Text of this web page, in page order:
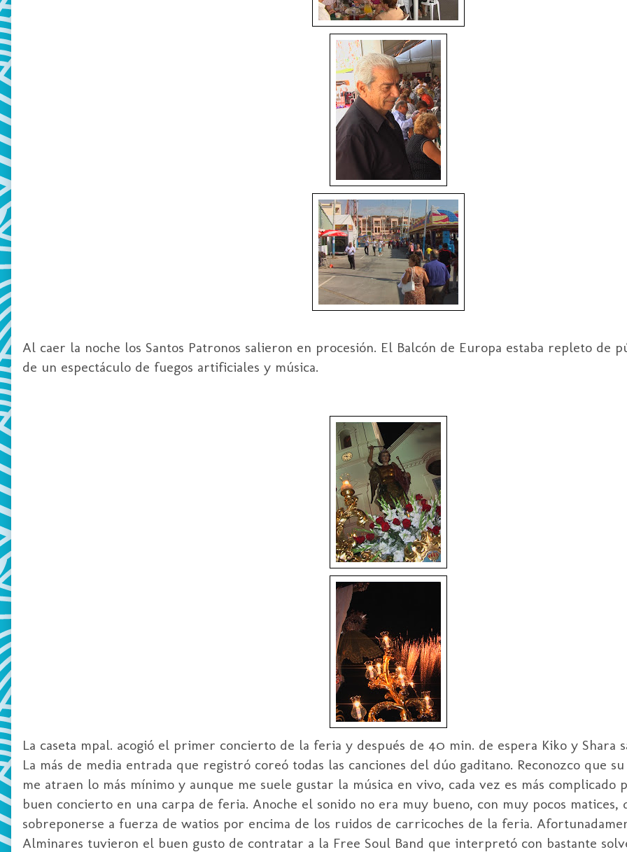
Al caer la noche los Santos Patronos salieron en procesión. El Balcón de Europa estaba repleto de
de un espectáculo de fuegos artificiales y música.
La caseta mpal. acogió el primer concierto de la feria y después de 40 min. de espera Kiko y Shara
La más de media entrada que registró coreó todas las canciones del dúo gaditano. Reconozco que
me atraen lo más mínimo y aunque me suele gustar la música en vivo, cada vez es más complicado
buen concierto en una carpa de feria. Anoche el sonido no era muy bueno, con muy pocos matices,
sobreponerse a fuerza de watios por encima de los ruidos de carricoches de la feria.
Alminares tuvieron el buen gusto de contratar a la Free Soul Band que interpretó con bastante